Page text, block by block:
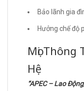
Bảo lãnh gia
Hưởng chế độ
Mọi Thông
Hệ
“APEC – Lao